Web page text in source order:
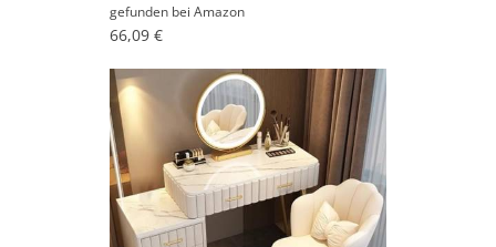
gefunden bei Amazon
66,09 €